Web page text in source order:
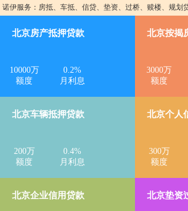
诺伊服务：房抵、车抵、信贷、垫资、过桥、赎楼、规划
北京房产抵押贷款
10000万
额度
0.2%
月利息
北京按揭
3000万
额度
北京车辆抵押贷款
200万
额度
0.4%
月利息
北京个人
300万
额度
北京企业信用贷款 北京垫资